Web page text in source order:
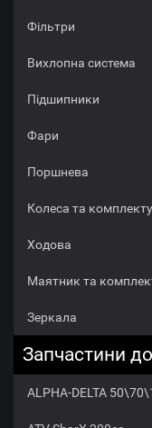
Фільтри
Вихлопна система
Підшипники
Фари
Поршнева
Колеса та
Ходова
Маятник та
Зеркала
Запчастини до
ALPHA-DELTA